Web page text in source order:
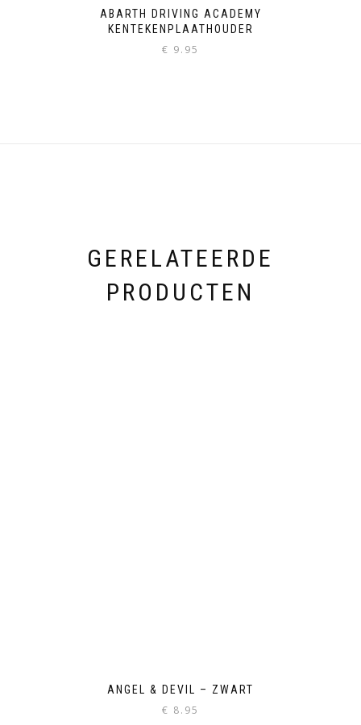
ABARTH DRIVING ACADEMY
KENTEKENPLAATHOUDER
€ 9.95
GERELATEERDE
PRODUCTEN
ANGEL & DEVIL – ZWART
€ 8.95